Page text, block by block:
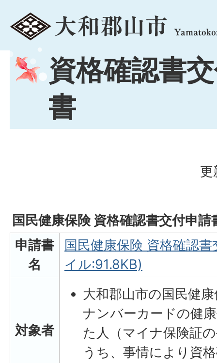
menu
資格確認書
書
更
国民健康保険 資格確認書交付申請
申請書
名
国民健康保険 資格確認
イル:91.8KB)
対象者
大和郡山市の国民健
ナンバーカードの健
た人（マイナ保険証
うち、事情により資